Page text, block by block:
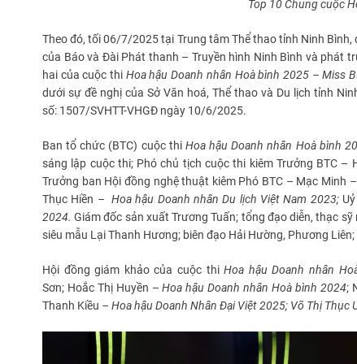
Top 10Chung cuộc
Theo đó, tối 06/7/2025 tại Trung tâm Thể thao tỉnh Ninh
của Báo và Đài Phát thanh – Truyền hình Ninh Bình và phát
hai của cuộc thi Hoa hậu Doanh nhân Hoà bình 2025 – Miss
dưới sự đề nghị của Sở Văn hoá, Thể thao và Du lịch tỉnh
số: 1507/SVHTT-VHGĐ ngày 10/6/2025.
Ban tổ chức (BTC) cuộc thi Hoa hậu Doanh nhân Hoà bình
sáng lập cuộc thi; Phó chủ tịch cuộc thi kiêm Trưởng BTC –
Trưởng ban Hội đồng nghệ thuật kiêm Phó BTC – Mạc Minh –
Thục Hiền – Hoa hậu Doanh nhân Du lịch Việt Nam 2023;
2024.Giám đốc sản xuất Trương Tuấn; tổng đạo diễn, thạc
siêu mẫu Lại Thanh Hương; biên đạo Hải Hường, Phương
Hội đồng giám khảo của cuộc thiHoa hậu Doanh nhân
Sơn; Hoắc Thị Huyền –Hoa hậu Doanh nhân Hoà bình 2024;
Thanh Kiều – Hoa hậu Doanh Nhân Đại Việt 2025; Võ Thị Thục